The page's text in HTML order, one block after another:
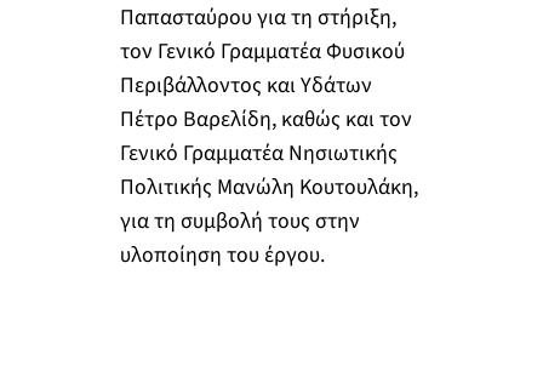
Παπασταύρου για τη στήριξη,
τον Γενικό Γραμματέα Φυσικού
Περιβάλλοντος και Υδάτων
Πέτρο Βαρελίδη, καθώς και τον
Γενικό Γραμματέα Νησιωτικής
Πολιτικής Μανώλη Κουτουλάκη,
για τη συμβολή τους στην
υλοποίηση του έργου.